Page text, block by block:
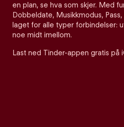
en plan, se hva som skjer. Med
Dobbeldate, Musikkmodus,
laget for alle typer forbindelser:
noe midt imellom.
Last ned Tinder-appen gratis på